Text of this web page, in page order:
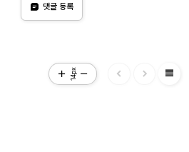
댓글 등록
14px view_headline